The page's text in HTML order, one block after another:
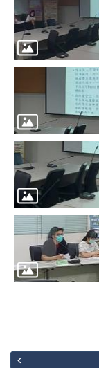
便
民
服
務
交
流
下
載
專
區
主
區